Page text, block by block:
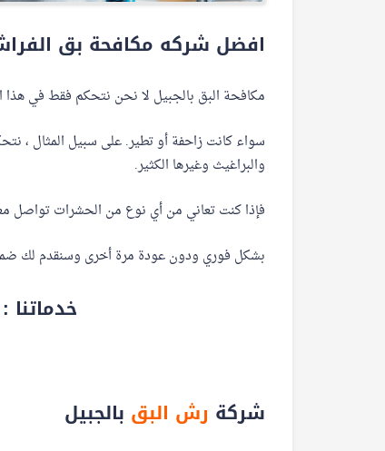
افضل شركه مكافحة بق
مكافحة البق بالجبيل لا نحن نتحكم فقط في
سواء كانت زاحفة أو تطير. على سبيل المثال ،
والبراغيث وغيرها الكثير.
فإذا كنت تعاني من أي نوع من الحشرات تواصل
بشكل فوري ودون عودة مرة أخرى وسنقدم لك
خدماتنا :
شركة رش البق بالجبيل